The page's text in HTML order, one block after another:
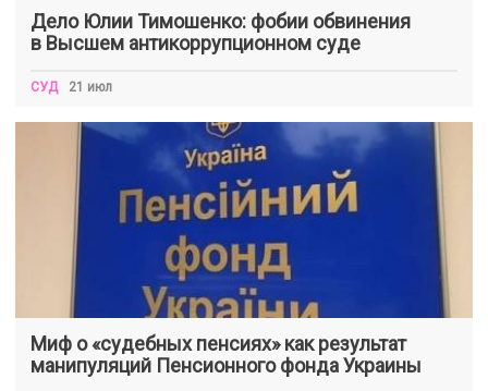
Дело Юлии Тимошенко: фобии обвинения
в Высшем антикоррупционном суде
СУД 21 июл
Миф о «судебных пенсиях» как результат
манипуляций Пенсионного фонда Украины